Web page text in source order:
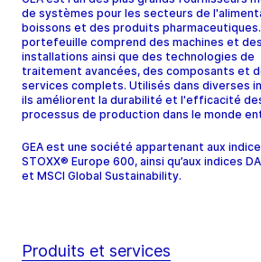
de systèmes pour les secteurs de
boissons et des produits
portefeuille comprend des machines et des
installations ainsi que des technologies de
traitement avancées, des composants et
services complets. Utilisés dans diverses
ils améliorent la durabilité et l'efficacité
processus de production dans le monde
GEA est une société appartenant aux
STOXX® Europe 600, ainsi qu’aux indices
et MSCI Global Sustainability.
Produits et services